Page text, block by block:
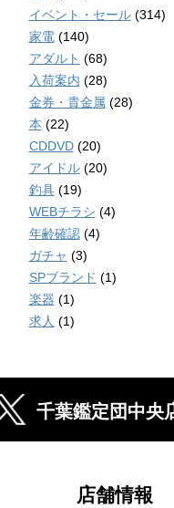
イベント・セール(314)
家電(140)
アダルト (68)
入荷案内 (28)
金券・貴金属 (28)
本 (22)
CDDVD(20)
アイドル(20)
釣具(19)
WEBチラシ (4)
年齢確認(4)
ガチャ (3)
SPブランド (1)
楽器 (1)
求人 (1)
千葉鑑定団中央
店舗情報